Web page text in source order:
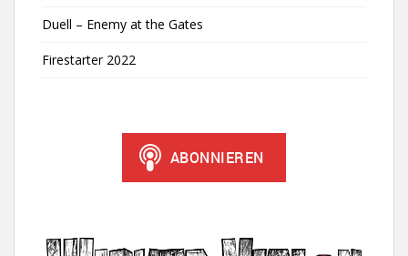
Duell – Enemy at the Gates
Firestarter 2022